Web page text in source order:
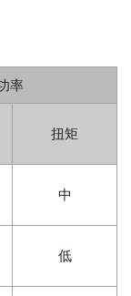
率
扭矩
中
低